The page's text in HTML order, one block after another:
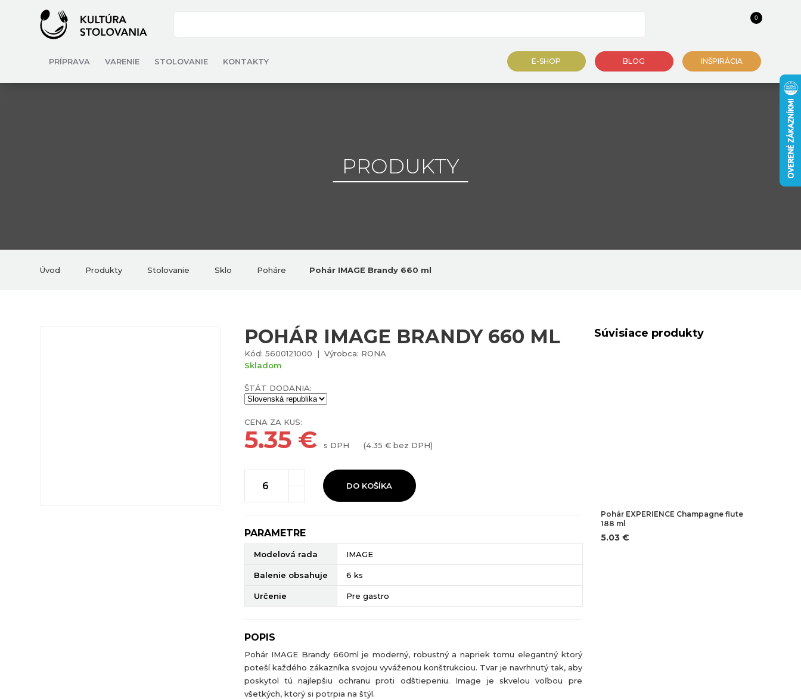
0
PRÍPRAVA VARENIE STOLOVANIE KONTAKTY E-SHOP BLOG INŠPIRÁCIA
PRODUKTY
Úvod Produkty Stolovanie Sklo Poháre Pohár IMAGE Brandy 660 ml
POHÁR IMAGE BRANDY 660 ML
Kód: 5600121000 | Výrobca: RONA
Skladom
ŠTÁT DODANIA:
CENA ZA KUS:
5.35€ s DPH (4.35 € bez DPH)
DO KOŠÍKA
PARAMETRE
Modelová rada IMAGE
Balenie obsahuje 6 ks
Určenie Pre gastro
POPIS
Pohár IMAGE Brandy 660ml je moderný, robustný a napriek tomu elegantný ktorý
poteší každého zákazníka svojou vyváženou konštrukciou. Tvar je navrhnutý tak, aby
poskytol tú najlepšiu ochranu proti odštiepeniu. Image je skvelou voľbou pre
všetkých, ktorý si potrpia na štýl.
Súvisiace produkty
Pohár EXPERIENCE Champagne flute
188 ml
5.03 €